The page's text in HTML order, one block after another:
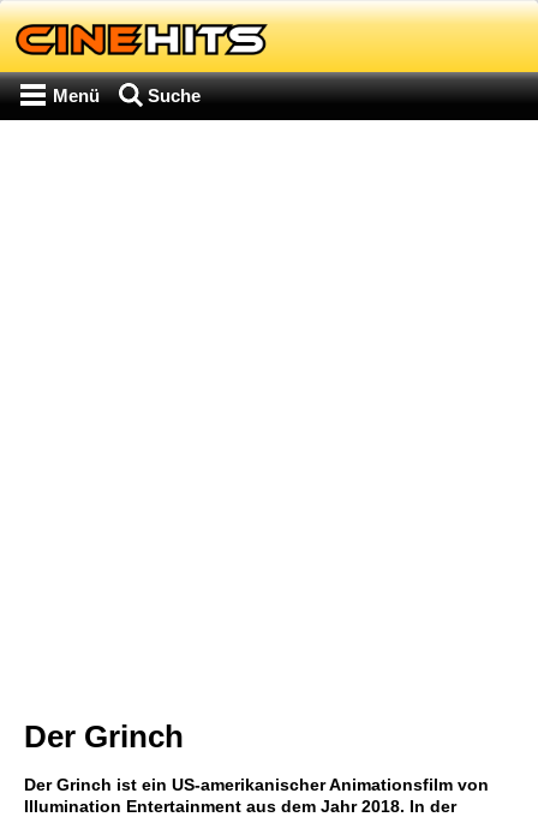
Menü Suche
Der Grinch
Der Grinch ist ein US-amerikanischer Animationsfilm von
Illumination Entertainment aus dem Jahr 2018. In der